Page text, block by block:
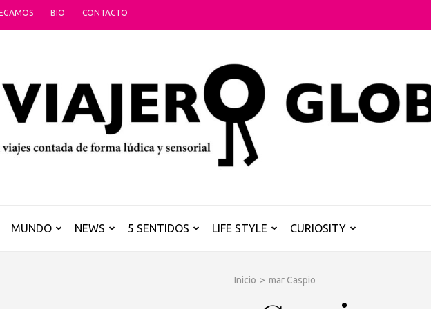
BIO CONTACTO
MUNDO NEWS 5 SENTIDOS LIFE STYLE CURIOSITY
Inicio > mar Caspio